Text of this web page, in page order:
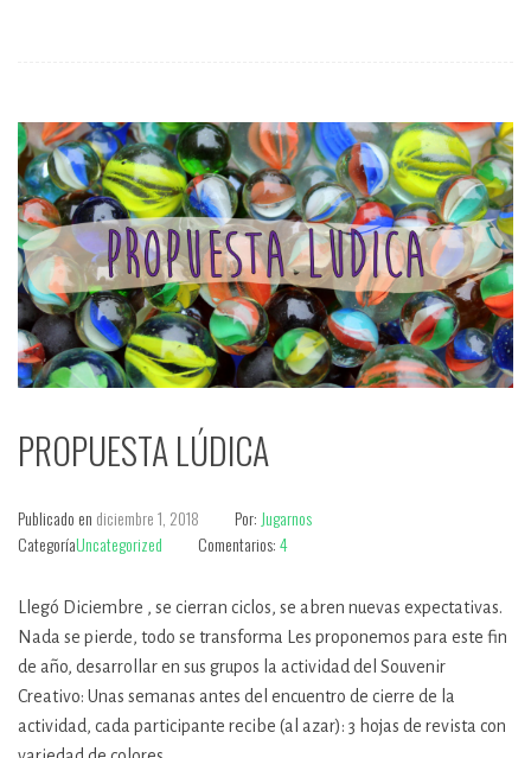
PROPUESTA LÚDICA
Publicado en diciembre 1, 2018 Por: Jugarnos
CategoríaUncategorized Comentarios:4
Llegó Diciembre , se cierran ciclos, se abren nuevas expectativas.
Nada se pierde, todo se transforma Les proponemos para este fin
de año, desarrollar en sus grupos la actividad del Souvenir
Creativo: Unas semanas antes del encuentro de cierre de la
actividad, cada participante recibe (al azar): 3 hojas de revista con